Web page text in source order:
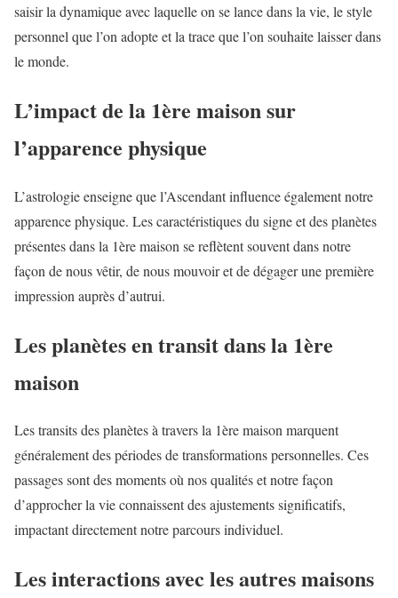
saisir la dynamique avec laquelle on se lance dans la vie, le style
personnel que l’on adopte et la trace que l’on souhaite laisser dans
le monde.
L’impact de la 1ère maison sur
l’apparence physique
L’astrologie enseigne que l’Ascendant influence également notre
apparence physique. Les caractéristiques du signe et des planètes
présentes dans la 1ère maison se reflètent souvent dans notre
façon de nous vêtir, de nous mouvoir et de dégager une première
impression auprès d’autrui.
Les planètes en transit dans la 1ère
maison
Les transits des planètes à travers la 1ère maison marquent
généralement des périodes de transformations personnelles. Ces
passages sont des moments où nos qualités et notre façon
d’approcher la vie connaissent des ajustements significatifs,
impactant directement notre parcours individuel.
Les interactions avec les autres maisons